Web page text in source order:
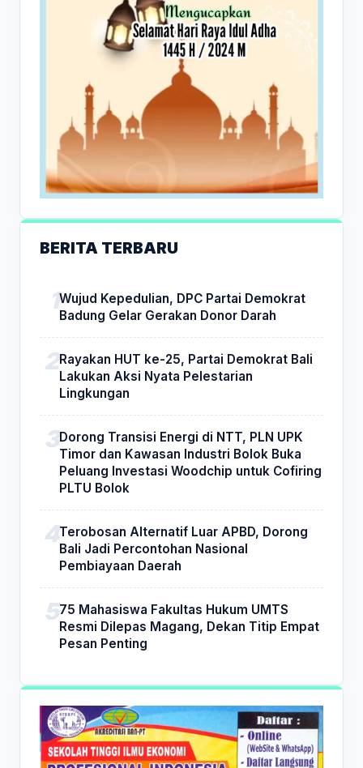
BERITA TERBARU
Wujud Kepedulian, DPC Partai Demokrat
Badung Gelar Gerakan Donor Darah
Rayakan HUT ke-25, Partai Demokrat Bali
Lakukan Aksi Nyata Pelestarian
Lingkungan
Dorong Transisi Energi di NTT, PLN UPK
Timor dan Kawasan Industri Bolok Buka
Peluang Investasi Woodchip untuk Cofiring
PLTU Bolok
Terobosan Alternatif Luar APBD, Dorong
Bali Jadi Percontohan Nasional
Pembiayaan Daerah
75 Mahasiswa Fakultas Hukum UMTS
Resmi Dilepas Magang, Dekan Titip Empat
Pesan Penting